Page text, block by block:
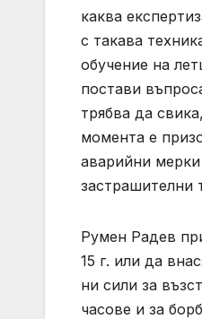
каква
с такава
обучение на
постави
трябва да
момента е
аварийни
застрашителни
Румен Радев
15 г. или да
ни сили за
часове и за